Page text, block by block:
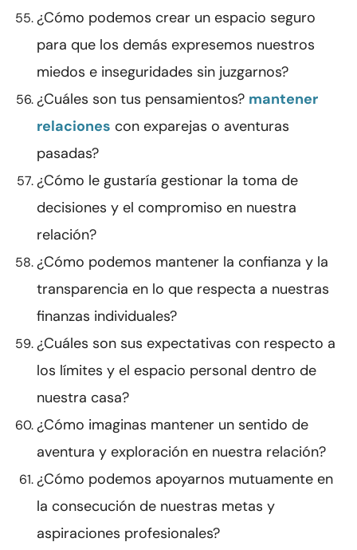
¿Cómo podemos crear un espacio seguro
para que los demás expresemos nuestros
miedos e inseguridades sin juzgarnos?
¿Cuáles son tus pensamientos? mantener
relaciones con exparejas o aventuras
pasadas?
¿Cómo le gustaría gestionar la toma de
decisiones y el compromiso en nuestra
relación?
¿Cómo podemos mantener la confianza y la
transparencia en lo que respecta a nuestras
finanzas individuales?
¿Cuáles son sus expectativas con respecto a
los límites y el espacio personal dentro de
nuestra casa?
¿Cómo imaginas mantener un sentido de
aventura y exploración en nuestra relación?
¿Cómo podemos apoyarnos mutuamente en
la consecución de nuestras metas y
aspiraciones profesionales?